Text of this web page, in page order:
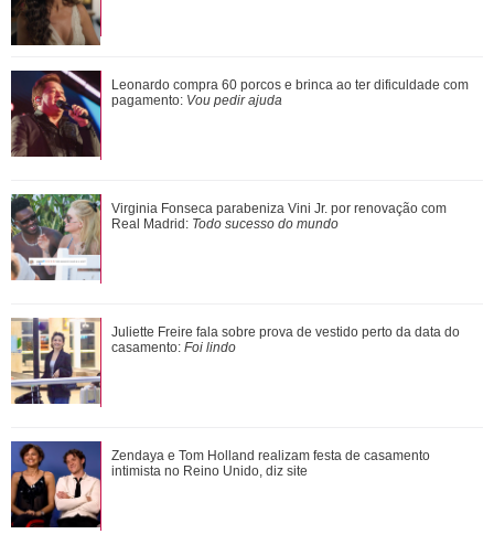
Além de Ariana Grande, confira famosas que já foram
criticadas pelos corpos magros (e rebat...
Tom Brady é visto em passeio de iate no sul da França ao
lado de mulher misteriosa
Filho de Neymar Jr., Davi Lucca conta que pretende cursar
faculdade e revela área de interes...
Protetor! Relembre os momentos em que Zé Felipe saiu em
defesa de amigos e familiares
Leonardo compra 60 porcos e brinca ao ter dificuldade com
pagamento: Vou pedir ajuda
Virginia Fonseca parabeniza Vini Jr. por renovação com
Real Madrid: Todo sucesso do mundo
Juliette Freire fala sobre prova de vestido perto da data do
casamento: Foi lindo
Zendaya e Tom Holland realizam festa de casamento
intimista no Reino Unido, diz site